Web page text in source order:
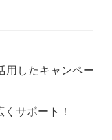
用したキャンペー
サポート！